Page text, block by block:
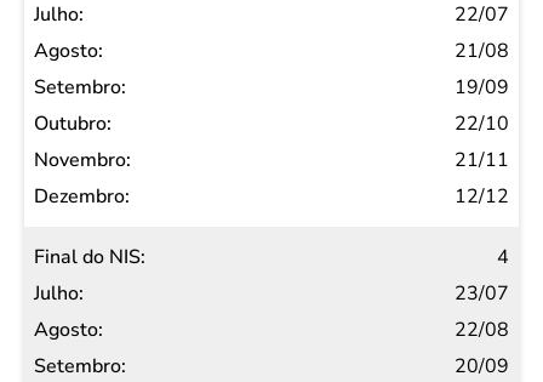
22/07
21/08
19/09
22/10
21/11
12/12
4
23/07
22/08
20/09